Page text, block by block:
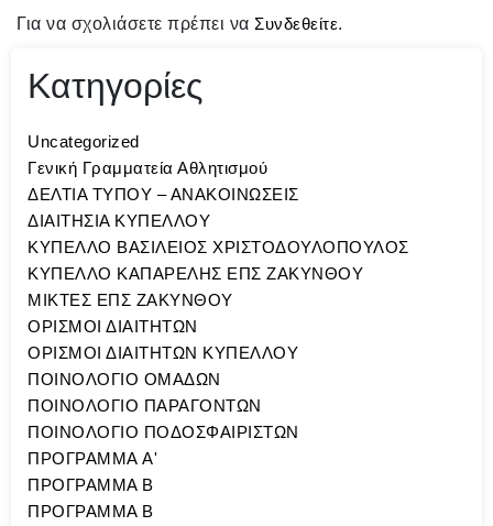
Για να σχολιάσετε πρέπει να Συνδεθείτε.
Κατηγορίες
Uncategorized
Γενική Γραμματεία Αθλητισμού
ΔΕΛΤΙΑ ΤΥΠΟΥ – ΑΝΑΚΟΙΝΩΣΕΙΣ
ΔΙΑΙΤΗΣΙΑ ΚΥΠΕΛΛΟΥ
ΚΥΠΕΛΛΟ ΒΑΣΙΛΕΙΟΣ ΧΡΙΣΤΟΔΟΥΛΟΠΟΥΛΟΣ
ΚΥΠΕΛΛΟ ΚΑΠΑΡΕΛΗΣ ΕΠΣ ΖΑΚΥΝΘΟΥ
ΜΙΚΤΕΣ ΕΠΣ ΖΑΚΥΝΘΟΥ
ΟΡΙΣΜΟΙ ΔΙΑΙΤΗΤΩΝ
ΟΡΙΣΜΟΙ ΔΙΑΙΤΗΤΩΝ ΚΥΠΕΛΛΟΥ
ΠΟΙΝΟΛΟΓΙΟ ΟΜΑΔΩΝ
ΠΟΙΝΟΛΟΓΙΟ ΠΑΡΑΓΟΝΤΩΝ
ΠΟΙΝΟΛΟΓΙΟ ΠΟΔΟΣΦΑΙΡΙΣΤΩΝ
ΠΡΟΓΡΑΜΜΑ A'
ΠΡΟΓΡΑΜΜΑ Β
ΠΡΟΓΡΑΜΜΑ Β